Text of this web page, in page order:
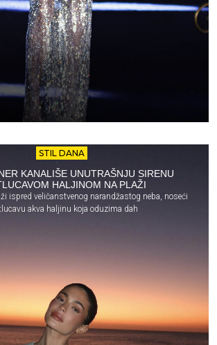
STIL DANA
KANALIŠE UNUTRAŠNJU SIRENU
HALJINOM NA PLAŽI
ispred veličanstvenog narandžastog neba, noseći
akva haljinu koja oduzima dah